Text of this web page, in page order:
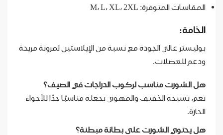
المقاسات المتوفرة: M، L، XL، 2XL
الخامة:
بوليستر عالي الجودة مع نسبة من الإيلاستين لمرونة مريحة
ودعم للعضلات.
هل الشورت مناسب لركوب الدراجات في الصيف؟
نعم، نسيجه الخفيف والمهوي يجعله مناسبًا جدًا للأجواء
الحارة.
هل يحتوي الشورت على بطانة مبطنة؟